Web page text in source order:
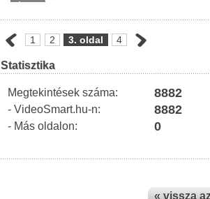
1 2 3. oldal 4
Statisztika
Megtekintések száma: 8882
- VideoSmart.hu-n: 8882
- Más oldalon: 0
« vissza